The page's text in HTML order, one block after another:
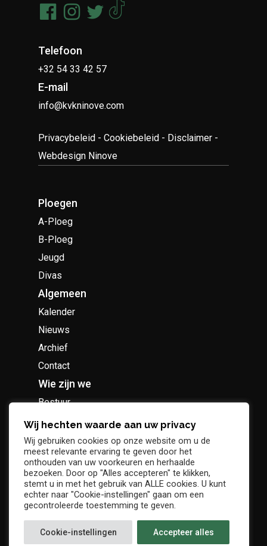
Telefoon
+32 54 33 42 57
E-mail
info@kvkninove.com
Privacybeleid -Cookiebeleid - Disclaimer -
Webdesign Ninove
Ploegen
A-Ploeg
B-Ploeg
Jeugd
Divas
Algemeen
Kalender
Nieuws
Archief
Contact
Wie zijn we
Bestuur
Geschiedenis
Supportersclub
Socio Business Club
Wij hechten waarde aan uw privacy
Wij gebruiken cookies op onze website om u de
meest relevante ervaring te geven door het
onthouden van uw voorkeuren en herhaalde
bezoeken. Door op "Alles accepteren" te klikken,
stemt u in met het gebruik van ALLE cookies. U kunt
echter naar "Cookie-instellingen" gaan om een
gecontroleerde toestemming te geven.
Cookie-instellingen Accepteer alles